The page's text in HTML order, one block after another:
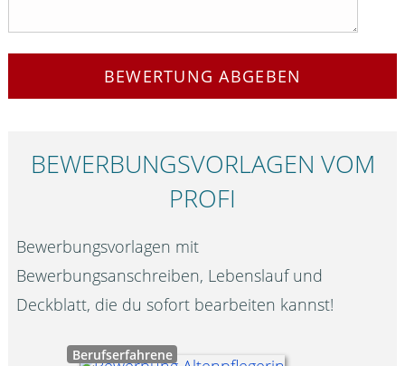
BEWERTUNG ABGEBEN
BEWERBUNGS­VORLAGEN VOM
PROFI
Bewerbungsvorlagen mit
Bewerbungsanschreiben, Lebenslauf und
Deckblatt, die du sofort bearbeiten kannst!
Berufserfahrene